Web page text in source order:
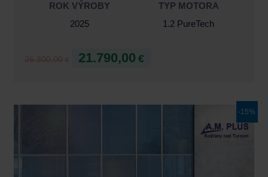
ROK VÝROBY
2025
TYP MOTORA
1.2 PureTech
26.300,00 € 21.790,00 €
-15%